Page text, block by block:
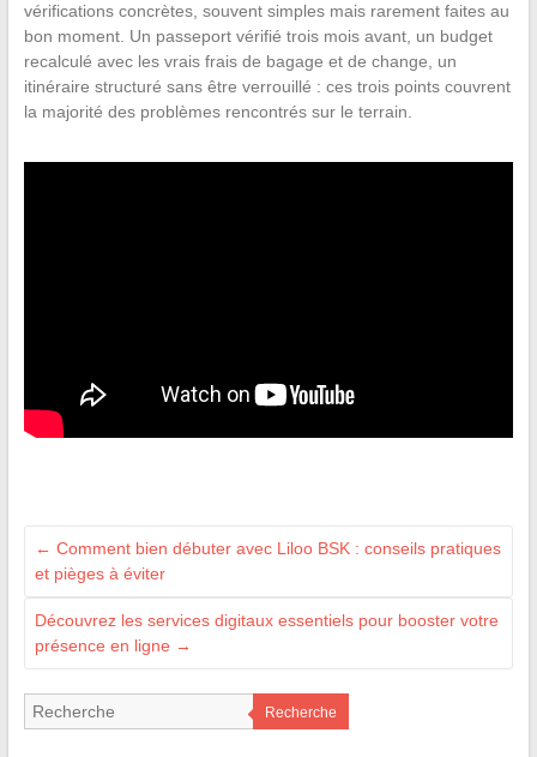
vérifications concrètes, souvent simples mais rarement faites au
bon moment. Un passeport vérifié trois mois avant, un budget
recalculé avec les vrais frais de bagage et de change, un
itinéraire structuré sans être verrouillé : ces trois points couvrent
la majorité des problèmes rencontrés sur le terrain.
← Comment bien débuter avec Liloo BSK : conseils pratiques
et pièges à éviter
Découvrez les services digitaux essentiels pour booster votre
présence en ligne →
Recherche